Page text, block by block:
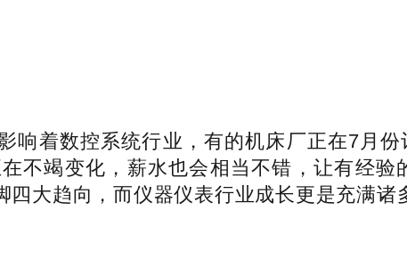
着数控系统行业，有的机床厂正在7月份
不竭变化，薪水也会相当不错，让有经验
大趋向，而仪器仪表行业成长更是充满诸